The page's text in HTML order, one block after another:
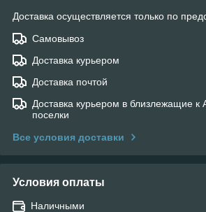
Доставка осуществляется только по
Самовывоз
Доставка курьером
Доставка почтой
Доставка курьером в близлежащие к
поселки
Все условия доставки
Условия оплаты
Наличными